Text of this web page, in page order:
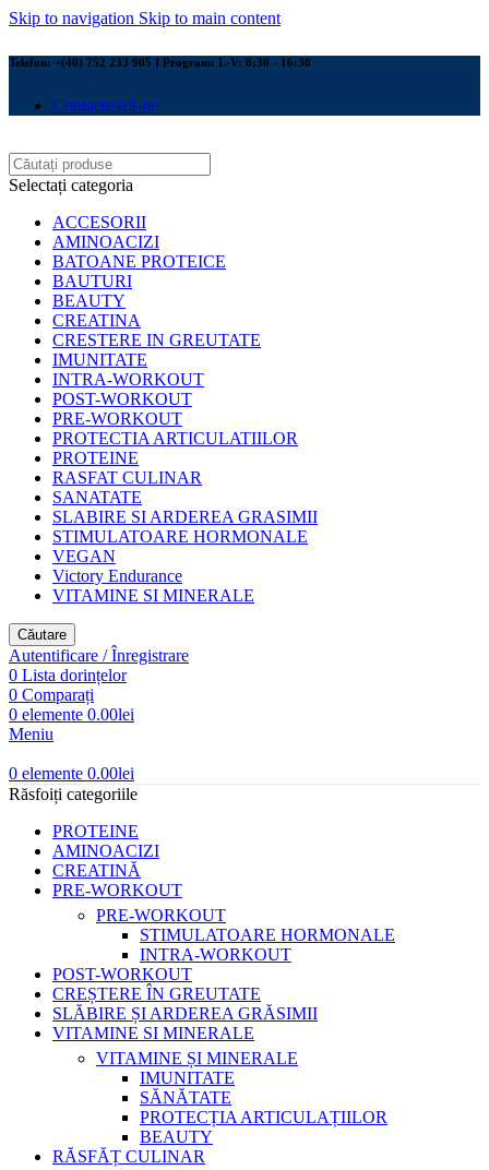
Skip to navigation Skip to main content
Telefon: +(40) 752 233 905 I Program: L-V: 8:30 - 16:30
Contactează-ne
Selectați categoria
ACCESORII
AMINOACIZI
BATOANE PROTEICE
BAUTURI
BEAUTY
CREATINA
CRESTERE IN GREUTATE
IMUNITATE
INTRA-WORKOUT
POST-WORKOUT
PRE-WORKOUT
PROTECTIA ARTICULATIILOR
PROTEINE
RASFAT CULINAR
SANATATE
SLABIRE SI ARDEREA GRASIMII
STIMULATOARE HORMONALE
VEGAN
Victory Endurance
VITAMINE SI MINERALE
Căutare
Autentificare / Înregistrare
0 Lista dorințelor
0 Comparați
0 elemente 0.00lei
Meniu
0 elemente 0.00lei
Răsfoiți categoriile
PROTEINE
AMINOACIZI
CREATINĂ
PRE-WORKOUT
PRE-WORKOUT
STIMULATOARE HORMONALE
INTRA-WORKOUT
POST-WORKOUT
CREȘTERE ÎN GREUTATE
SLĂBIRE ȘI ARDEREA GRĂSIMII
VITAMINE SI MINERALE
VITAMINE ȘI MINERALE
IMUNITATE
SĂNĂTATE
PROTECȚIA ARTICULAȚIILOR
BEAUTY
RĂSFĂȚ CULINAR